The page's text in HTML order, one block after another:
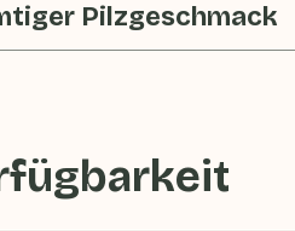
Pilzgeschmack